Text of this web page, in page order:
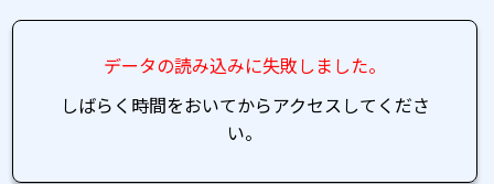
データの読み込みに失敗しました。
しばらく時間をおいてからアクセスしてくださ
い。